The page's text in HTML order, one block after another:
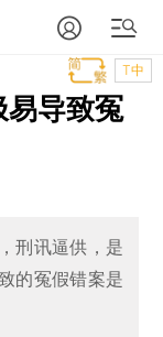
T中
易导致冤
刑讯逼供，是
的冤假错案是